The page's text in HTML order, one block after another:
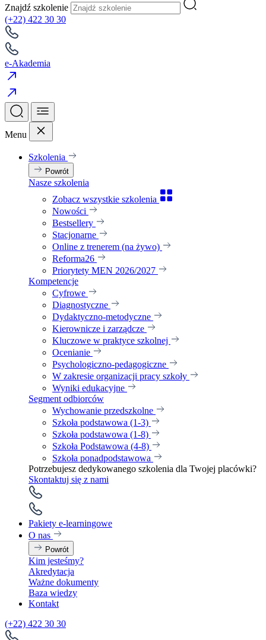
Znajdź szkolenie
(+22) 422 30 30
e-Akademia
Menu
Szkolenia
Powrót
Nasze szkolenia
Zobacz wszystkie szkolenia
Nowości
Bestsellery
Stacjonarne
Online z trenerem (na żywo)
Reforma26
Priorytety MEN 2026/2027
Kompetencje
Cyfrowe
Diagnostyczne
Dydaktyczno-metodyczne
Kierownicze i zarządcze
Kluczowe w praktyce szkolnej
Ocenianie
Psychologiczno-pedagogiczne
W zakresie organizacji pracy szkoły
Wyniki edukacyjne
Segment odbiorców
Wychowanie przedszkolne
Szkoła podstawowa (1-3)
Szkoła podstawowa (1-8)
Szkoła Podstawowa (4-8)
Szkoła ponadpodstawowa
Potrzebujesz dedykowanego szkolenia dla Twojej placówki?
Skontaktuj się z nami
Pakiety e-learningowe
O nas
Powrót
Kim jesteśmy?
Akredytacja
Ważne dokumenty
Baza wiedzy
Kontakt
(+22) 422 30 30